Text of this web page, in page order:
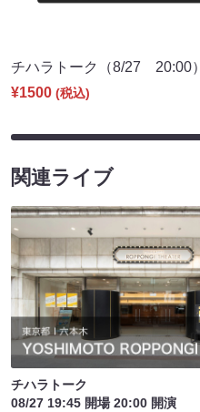
チハラトーク（8/27 20:00）
¥1500 (税込)
関連ライブ
チハラトーク
08/27 19:45 開場 20:00 開演